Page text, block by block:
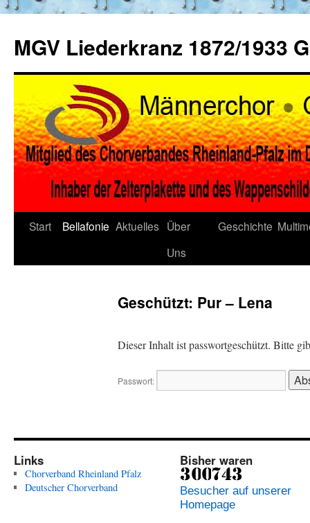
springen
MGV Liederkranz 1872/1933
Start Bellafonie Aktuelles Über
Uns
Geschichte
Geschützt: Pur – Lena
Dieser Inhalt ist passwortgeschützt. Bitte
Passwort:
Links
Chorverband Rheinland Pfalz
Deutscher Chorverband
Bisher waren
Besucher auf unserer
Homepage